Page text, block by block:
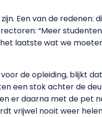
Een van de redenen:
“Meer
laatste wat we
de opleiding, blijkt
een stok achter de
er daarna met de pet
vrijwel nooit weer